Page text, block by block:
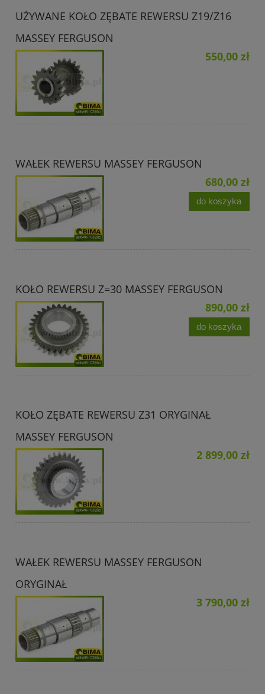
UŻYWANE KOŁO ZĘBATE REWERSU Z19/Z16
MASSEY FERGUSON
550,00 zł
WAŁEK REWERSU MASSEY FERGUSON
680,00 zł
do koszyka
KOŁO REWERSU Z=30 MASSEY FERGUSON
890,00 zł
do koszyka
KOŁO ZĘBATE REWERSU Z31 ORYGINAŁ
MASSEY FERGUSON
2 899,00 zł
WAŁEK REWERSU MASSEY FERGUSON
ORYGINAŁ
3 790,00 zł